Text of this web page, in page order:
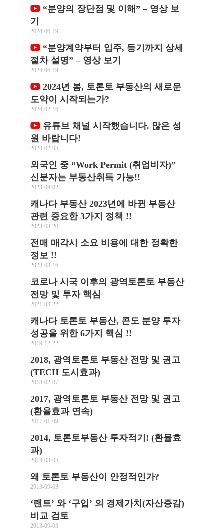
“분양의 장단점 및 이해” – 영상 보
기
2024-06-19
“분양계약부터 입주, 등기까지 상세
절차 설명” – 영상 보기
2024-06-19
2024년 봄, 토론토 부동산의 새로운
도약이 시작되는가?
2024-02-16
유튜브 채널 시작했습니다. 많은 성
원 바랍니다!
2024-02-05
외국인 중 “Work Permit (취업비자)”
신분자는 부동산취득 가능!!
2023-04-02
캐나다 부동산 2023년에 바뀐 부동산
관련 중요한 3가지 정책 !!
2023-03-20
전매 매각시 소요 비용에 대한 정확한
정보 !!
2023-03-16
코로나 시국 이후의 광역토론토 부동산
전망 및 투자 핵심
2021-03-22
캐나다 토론토 부동산, 콘도 분양 투자
성공을 위한 6가지 핵심 !!
2019-12-22
2018, 광역토론토 부동산 전망 및 권고
(TECH 도시효과)
2018-02-07
2017, 광역토론토 부동산 전망 및 권고
(환율효과 연속)
2017-01-09
2014, 토론토부동산 투자적기! (환율효
과)
2014-03-05
왜 토론토 부동산이 안정적인가?
2013-09-03
‘랜트’ 와 ‘구입’ 의 경제가치(자산증감)
비교 검토
2013-09-03